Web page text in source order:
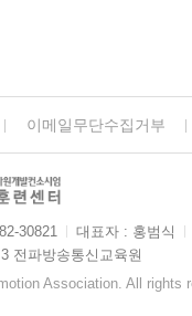
이메일무단수집거부
30821 대표자 : 홍범식
전파방송통신교육원
Association. All rights